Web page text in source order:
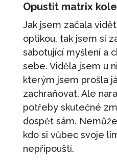
Opustit matrix
Jak jsem začala
optikou, tak jsem si
sabotující myšlení a
sebe. Viděla jsem u
kterým jsem prošla
zachraňovat. Ale
potřeby skutečné
dospět sám.
kdo si vůbec svoje
nepřipouští.